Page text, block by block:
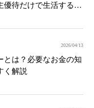
優待だけで生活するこ
2026/04/13
とは？必要なお金の知
く解説